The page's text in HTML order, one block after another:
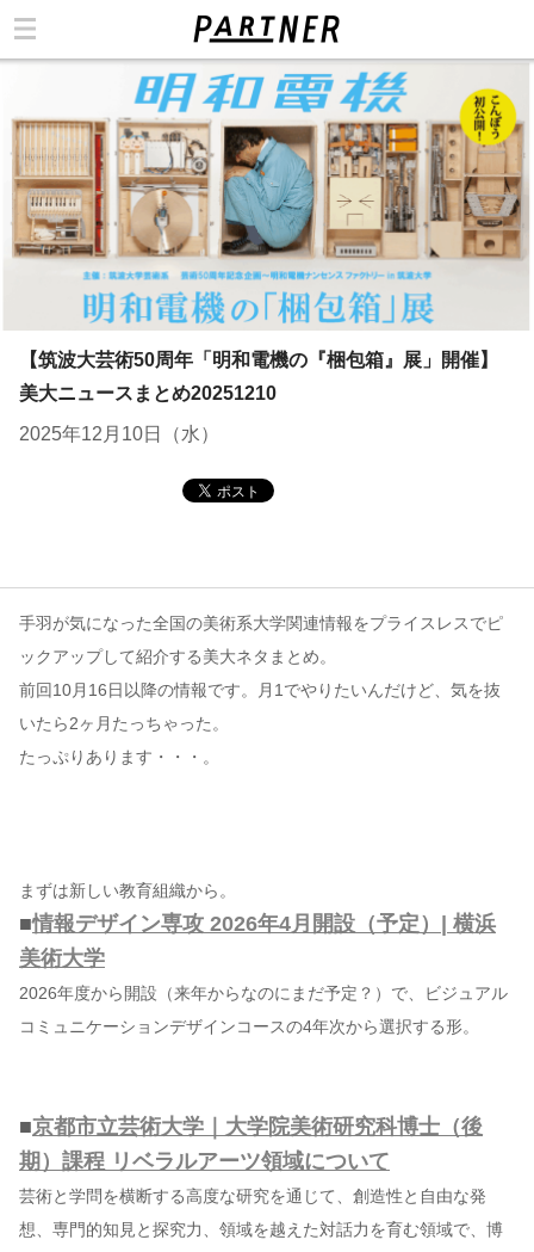
【筑波大芸術50周年「明和電機の『梱包箱』展」開催】
美大ニュースまとめ20251210
2025年12月10日（水）
手羽が気になった全国の美術系大学関連情報をプライスレスでピ
ックアップして紹介する美大ネタまとめ。
前回10月16日以降の情報です。月1でやりたいんだけど、気を抜
いたら2ヶ月たっちゃった。
たっぷりあります・・・。
まずは新しい教育組織から。
■情報デザイン専攻 2026年4月開設（予定）| 横浜
美術大学
2026年度から開設（来年からなのにまだ予定？）で、ビジュアル
コミュニケーションデザインコースの4年次から選択する形。
■京都市立芸術大学｜大学院美術研究科博士（後
期）課程 リベラルアーツ領域について
芸術と学問を横断する高度な研究を通じて、創造性と自由な発
想、専門的知見と探究力、領域を越えた対話力を育む領域で、博
コンテンツ
このサイトについて